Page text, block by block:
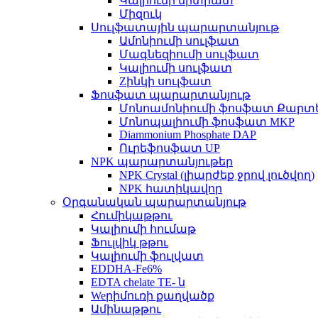
Միզուկ
Սուլֆատային պարարտանյութ
Ամոնիումի սուլֆատ
Մագնեզիումի սուլֆատ
Կալիումի սուլֆատ
Zինկի սուլֆատ
Ֆոսֆատ պարարտանյութ
Մոնոամոնիումի ֆոսֆատ
Մոնոպալիումի ֆոսֆատ MKP
Diammonium Phosphate DAP
Ուրեֆոսֆատ UP
NPK պարարտանյութեր
NPK Crystal (լիարժեք ջրով լուծվող)
NPK հատիկավոր
Օրգանական պարարտանյութ
Հումիկաթթու
Կալիումի հումաթ
Ֆուլվիկ թթու
Կալիումի ֆուլվատ
EDDHA-Fe6%
EDTA chelate TE- ն
Weրիմուռի քաղվածք
Ամինաթթու